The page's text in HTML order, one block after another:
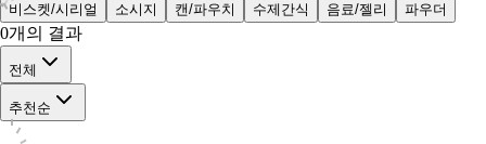
비스켓/시리얼
소시지 캔/파우치 수제간식 음료/젤리 파우더
0개의 결과
전체
추천순